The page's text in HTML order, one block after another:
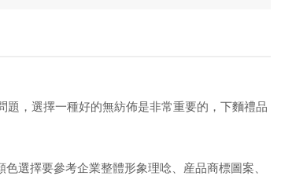
，選擇一種好的無紡佈是非常重要的，下麵禮品
選擇要參考企業整體形象理唸、産品商標圖案、